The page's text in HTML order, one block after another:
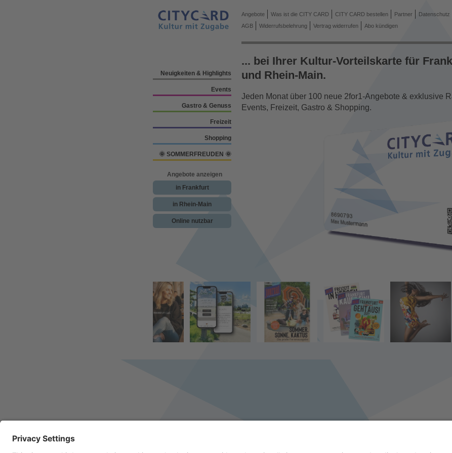
Neuigkeiten & Highlights
Events
Gastro & Genuss
Freizeit
Shopping
🌞 SOMMERFREUDEN 🌞
Angebote anzeigen
in Frankfurt
in Rhein-Main
Online nutzbar
Angebote Was ist die CITY CARD CITY CARD bestellen Partner Datenschutz
AGB
Widerrufsbelehrung Vertrag widerrufen Abo kündigen
... bei Ihrer Kultur-Vorteilskarte für
und Rhein-Main.
Jeden Monat über 100 neue 2for1-Angebote & exklusive
Events, Freizeit, Gastro & Shopping.